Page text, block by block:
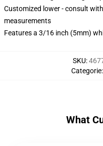
Customized lower - consult
measurements
Features a 3/16 inch (5mm)
SKU:
Categorie:
What